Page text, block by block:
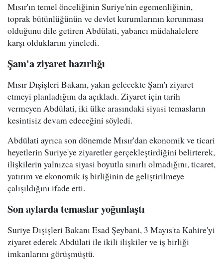
Mısır'ın temel önceliğinin Suriye'nin egemenliğinin,
toprak bütünlüğünün ve devlet kurumlarının korunması
olduğunu dile getiren Abdülati, yabancı müdahalelere
karşı olduklarını yineledi.
Şam'a ziyaret hazırlığı
Mısır Dışişleri Bakanı, yakın gelecekte Şam'ı ziyaret
etmeyi planladığını da açıkladı. Ziyaret için tarih
vermeyen Abdülati, iki ülke arasındaki siyasi temasların
kesintisiz devam edeceğini söyledi.
Abdülati ayrıca son dönemde Mısır'dan ekonomik ve ticari
heyetlerin Suriye'ye ziyaretler gerçekleştirdiğini belirterek,
ilişkilerin yalnızca siyasi boyutla sınırlı olmadığını, ticaret,
yatırım ve ekonomik iş birliğinin de geliştirilmeye
çalışıldığını ifade etti.
Son aylarda temaslar yoğunlaştı
Suriye Dışişleri Bakanı Esad Şeybani, 3 Mayıs'ta Kahire'yi
ziyaret ederek Abdülati ile ikili ilişkiler ve iş birliği
imkanlarını görüşmüştü.